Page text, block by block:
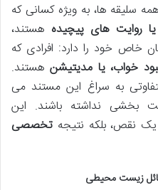
سلیقه ها، به ویژه کسانی که
یا روایت های پیچیده هستند،
خاص خود را دارد: افرادی که
خواب، یا مدیتیشن هستند.
به سراغ این مستند می
بخشی نداشته باشند. این
نقص، بلکه نتیجه تخصصی